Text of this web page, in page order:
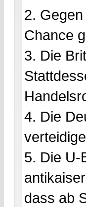
2.
Chance
3. Die
4. Die
5. Die U-
dass ab